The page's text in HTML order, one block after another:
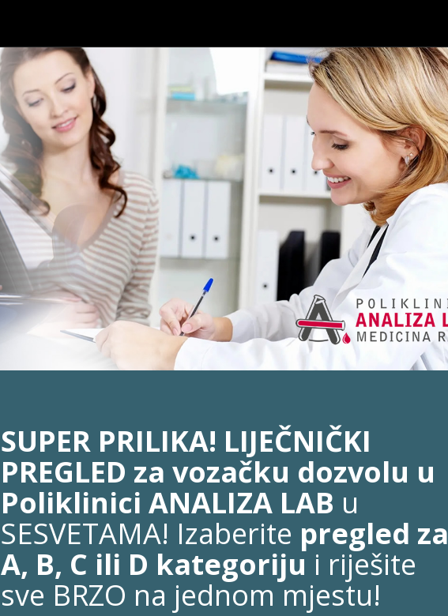
SUPER PRILIKA! LIJEČNIČKI
PREGLED za vozačku dozvolu u
Poliklinici ANALIZA LAB u
SESVETAMA! Izaberite pregled za
A, B, C ili D kategoriju i riješite
sve BRZO na jednom mjestu!